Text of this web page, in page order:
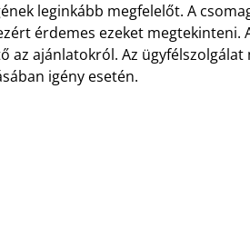
leginkább megfelelőt. A
érdemes ezeket megtekinteni.
az ajánlatokról. Az ügyfélszolgálat
igény esetén.